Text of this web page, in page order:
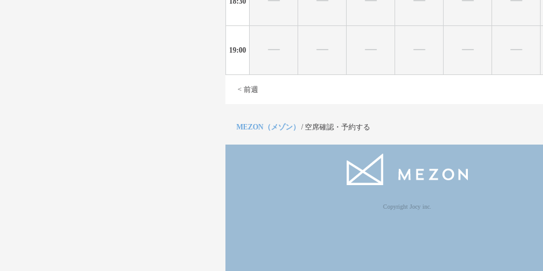
19:00
< 前週
MEZON（メゾン） / 空席確認・予約する
Copyright Jocy inc.